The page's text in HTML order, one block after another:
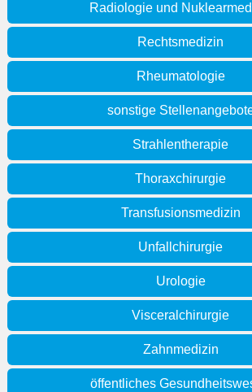
Radiologie und
Rechtsmedizin
Rheumatologie
sonstige
Strahlentherapie
Thoraxchirurgie
Transfusionsmedizin
Unfallchirurgie
Urologie
Visceralchirurgie
Zahnmedizin
öffentliches